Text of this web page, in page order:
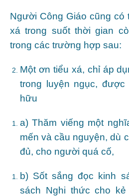
Người Công Giáo cũng
xá trong suốt thời gian
trong các trường hợp sau:
Một ơn tiểu xá, chỉ áp
trong luyện ngục,
hữu
a) Thăm viếng một
mến và cầu nguyện, dù
đủ, cho người quá cố,
b) Sốt sắng đọc kinh
sách Nghi thức cho